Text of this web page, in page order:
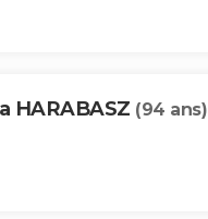
HARABASZ (94 ans)